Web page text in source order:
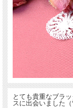
とても貴重なブラ
スに出会いました